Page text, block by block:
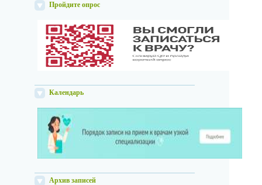
Пройдите опрос
Календарь
Архив записей